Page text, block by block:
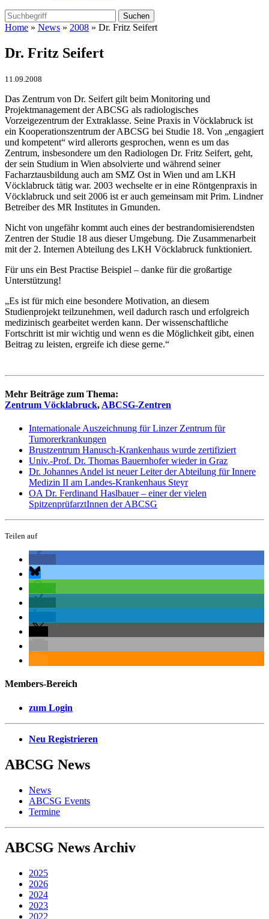
Home » News » 2008 » Dr. Fritz Seifert
Dr. Fritz Seifert
11.09.2008
Das Zentrum von Dr. Seifert gilt beim Monitoring und
Projektmanagement der ABCSG als radiologisches
Vorzeigezentrum der Extraklasse. Seine Praxis in Vöcklabruck ist
ein Kooperationszentrum der ABCSG bei Studie 18. Von „engagiert
und kompetent“ wird allerorts gesprochen, wenn es um das
Zentrum, insbesondere um den Radiologen Dr. Fritz Seifert, geht,
der sein Studium in Wien absolvierte und während seiner
Facharztausbildung auch am SMZ Ost in Wien und am LKH
Vöcklabruck tätig war. 2003 wechselte er in eine Röntgenpraxis in
Vöcklabruck und seit 2006 ist er auch gemeinsam mit Prim. Lindner
Betreiber des MR Institutes in Gmunden.
Nicht von ungefähr kommt auch eines der bestrandomisierendsten
Zentren der Studie 18 aus dieser Umgebung. Die Zusammenarbeit
mit der 2. Internen Abteilung des LKH Vöcklabruck funktioniert.
Für uns ein Best Practise Beispiel – danke für die großartige
Unterstützung!
„Es ist für mich eine besondere Motivation, an diesem
Studienprojekt teilzunehmen, weil dadurch rasch und erfolgreich
medizinisch gearbeitet werden kann. Der wissenschaftliche
Fortschritt ist mir wichtig und wenn es die Möglichkeit gibt, einen
Beitrag zu leisten, ergreife ich diese gerne.“
Mehr Beiträge zum Thema:
Zentrum Vöcklabruck, ABCSG-Zentren
Internationale Auszeichnung für Linzer Zentrum für
Tumorerkrankungen
Brustzentrum Hanusch-Krankenhaus wurde zertifiziert
Univ.-Prof. Dr. Thomas Bauernhofer wieder in Graz
Dr. Johannes Andel ist neuer Leiter der Abteilung für Innere
Medizin II am Landes-Krankenhaus Steyr
OA Dr. Ferdinand Haslbauer – einer der vielen
SpitzenprüfarztInnen der ABCSG
Teilen auf
Members-Bereich
zum Login
Neu Registrieren
ABCSG News
News
ABCSG Events
Termine
ABCSG News Archiv
2025
2026
2024
2023
2022